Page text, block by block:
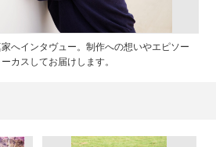
へインタヴュー。制作への想いやエピソー
カスしてお届けします。